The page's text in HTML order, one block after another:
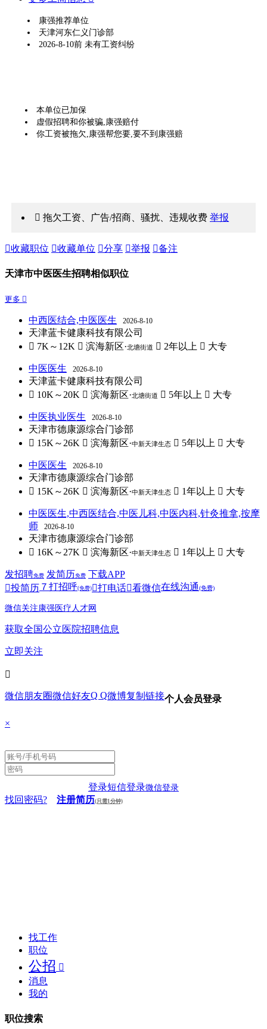
康强推荐单位
天津河东仁义门诊部
2026-8-10前 未有工资纠纷
本单位已加保
虚假招聘和你被骗,康强赔付
你工资被拖欠,康强帮您要,要不到康强赔
 拖欠工资、广告/招商、骚扰、违规收费举报
收藏职位 收藏单位 分享 举报 备注
天津市中医医生招聘相似职位
更多 
中西医结合,中医医生 2026-8-10
天津蓝卡健康科技有限公司
 7K～12K  滨海新区·北塘街道  2年以上  大专
中医医生 2026-8-10
天津蓝卡健康科技有限公司
 10K～20K  滨海新区·北塘街道  5年以上  大专
中医执业医生 2026-8-10
天津市德康源综合门诊部
 15K～26K  滨海新区·中新天津生态  5年以上  大专
中医医生 2026-8-10
天津市德康源综合门诊部
 15K～26K  滨海新区·中新天津生态  1年以上  大专
中医医生,中西医结合,中医儿科,中医内科,针灸推拿,按摩
师
2026-8-10
天津市德康源综合门诊部
 16K～27K  滨海新区·中新天津生态  1年以上  大专
发招聘免费 发简历免费 下载APP
投简历 ７ 打招呼(免费) 打电话看微信在线沟通(免费)
微信关注康强医疗人才网
获取全国公立医院招聘信息
立即关注

微信朋友圈微信好友Q Q微博复制链接个人会员登录
×
登录短信登录微信登录
找回密码? 注册简历(只需1分钟)
找工作
职位
公招 
消息
我的
职位搜索